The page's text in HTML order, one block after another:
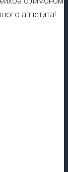
аппетита!